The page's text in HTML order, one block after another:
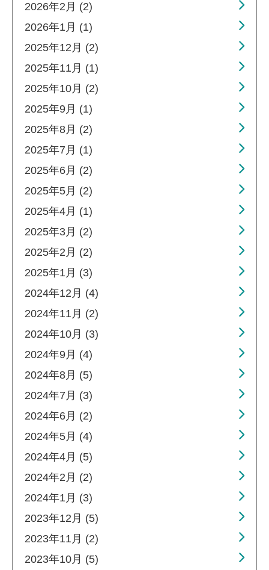
2026年2月 (2)
2026年1月 (1)
2025年12月 (2)
2025年11月 (1)
2025年10月 (2)
2025年9月 (1)
2025年8月 (2)
2025年7月 (1)
2025年6月 (2)
2025年5月 (2)
2025年4月 (1)
2025年3月 (2)
2025年2月 (2)
2025年1月 (3)
2024年12月 (4)
2024年11月 (2)
2024年10月 (3)
2024年9月 (4)
2024年8月 (5)
2024年7月 (3)
2024年6月 (2)
2024年5月 (4)
2024年4月 (5)
2024年2月 (2)
2024年1月 (3)
2023年12月 (5)
2023年11月 (2)
2023年10月 (5)